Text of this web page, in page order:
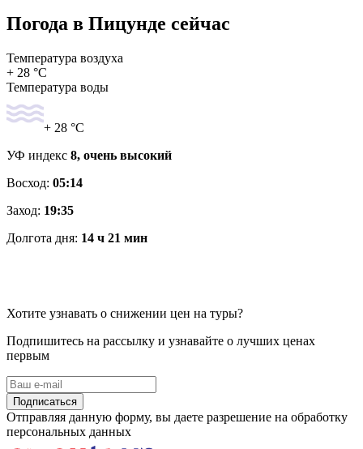
Погода в Пицунде сейчас
Температура воздуха
+ 28 °C
Температура воды
+ 28 °C
УФ индекс 8, очень высокий
Восход: 05:14
Заход: 19:35
Долгота дня: 14 ч 21 мин
Хотите узнавать о снижении цен на туры?
Подпишитесь на рассылку и узнавайте о лучших ценах
первым
Подписаться
Отправляя данную форму, вы даете разрешение на обработку
персональных данных